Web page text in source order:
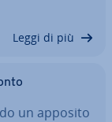
Leggi di più
un apposito